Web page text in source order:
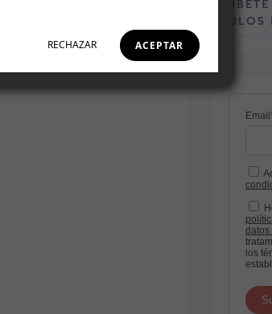
ACEPTAR
RECHAZAR